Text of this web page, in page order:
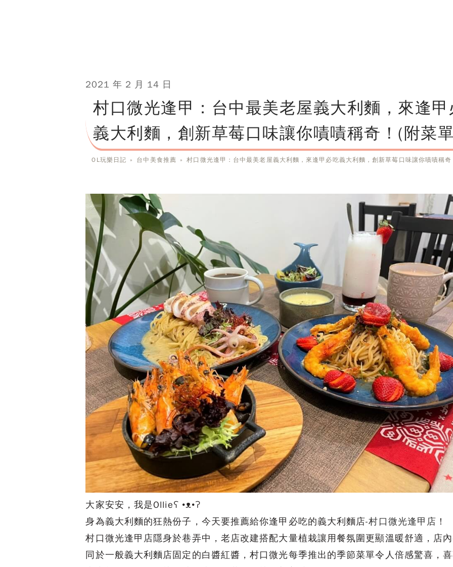
2021 年 2 月 14 日
村口微光逢甲：台中最美老屋義大利麵，來逢
義大利麵，創新草莓口味讓你嘖嘖稱奇！(附菜
OL玩樂日記 » 台中美食推薦 » 村口微光逢甲：台中最美老屋義大利麵，來逢甲必吃義大利麵，創新草莓口味讓你嘖嘖稱
大家安安，我是Ollieʕ •ᴥ•ʔ
身為義大利麵的狂熱份子，今天要推薦給你逢甲必吃的義大利麵店-村口微光逢甲店 ！
村口微光逢甲店隱身於巷弄中，老店改建搭配大量植栽讓用餐氛圍更顯溫暖舒適，店
同於一般義大利麵店固定的白醬紅醬，村口微光每季推出的季節菜單令人倍感驚喜，